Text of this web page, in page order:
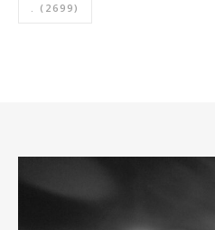
. (2699)